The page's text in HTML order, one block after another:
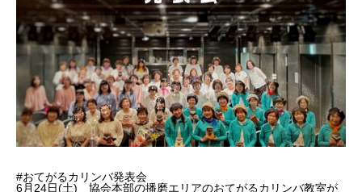
#おてがるカリンバ発表会
6月24日(土) 協会本部の播磨エリアのおてがるカリンバ教室が